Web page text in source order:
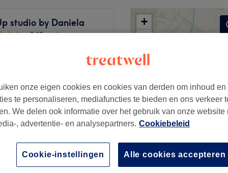
studio by Daniela
245 reviews
€45
€75
€45
€75
+
−
onze eigen cookies en cookies van derden om inhoud en
te personaliseren, mediafuncties te bieden en ons verkeer
We delen ook informatie over het gebruik van onze website
, advertentie- en analysepartners. Cookiebeleid
Alle cookies accepteren
Cookie-instellingen